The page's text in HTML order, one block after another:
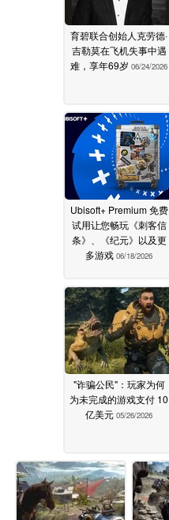
育碧联合创始人克劳德·
吉勒莫在飞机失事中遇
难，享年69岁 06/24/2026
Ubisoft+ Premium 免费
试用让您畅玩《刺客信
条》、《纪元》以及更
多游戏 06/18/2026
"诈骗公民"：玩家为何
为未完成的游戏支付 10
亿美元 05/26/2026